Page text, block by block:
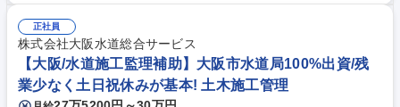
作成■新規施設候補の市場調査。業界未経験でも安心の研修体制がありま
す。全国を回り、自身の裁量で経営に深く関与できる非常にやりがいのあ
るポジションです。入居者様にとって安心で大切にされていると感じてい
ただける、関係性を築くことが重要な役割となります。 募集職種 【医療
対応型ホームの営業職】業界未経験歓迎/出張有/プライム上場Gr/年休123
日
正社員
株式会社大阪水道総合サービス
【大阪/水道施工監理補助】大阪市水道局100%出資/残
業少なく土日祝休みが基本! 土木施工管理